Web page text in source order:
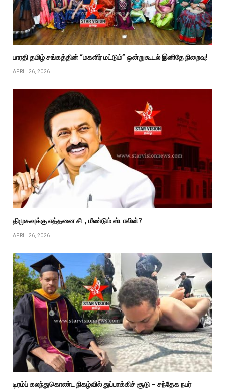
பாரதி தமிழ் சங்கத்தின் “மகளிர் மட்டும்” ஒன்றுகூடல் இனிதே நிறைவு!
APRIL 26, 2026
திமுகவுக்கு எத்தனை சீட, மீண்டும் ஸ்டாலின்?
APRIL 26, 2026
டிரம்ப் கலந்துகொண்ட நிகழ்வில் துப்பாக்கிச் சூடு – சந்தேக நபர்